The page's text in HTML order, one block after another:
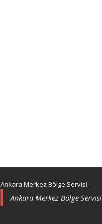
Ankara Merkez Bölge Servisi
Ankara Merkez Bölge Servisi